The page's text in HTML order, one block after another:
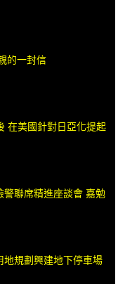
的一封信
在美國針對日亞化提起
聯席精進座談會 嘉勉
地規劃興建地下停車場